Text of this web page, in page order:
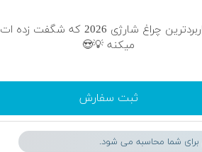
پرکاربردترین چراغ شارژی 2026 که شگفت زده ات
میکنه 💡😍
ثبت سفارش
برای شما محاسبه می شود.